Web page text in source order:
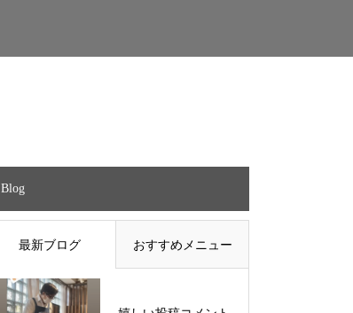
Blog
最新ブログ おすすめメニュー